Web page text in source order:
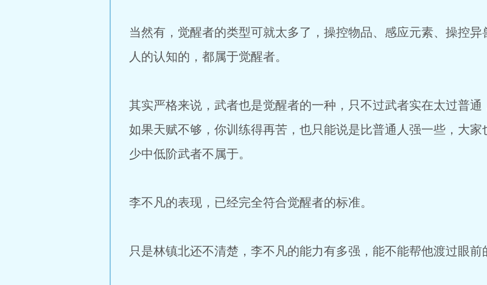
当然有，觉醒者的类型可就太多了，操控物品、感应元素、操控
人的认知的，都属于觉醒者。
其实严格来说，武者也是觉醒者的一种，只不过武者实在太过普通
如果天赋不够，你训练得再苦，也只能说是比普通人强一些，大
少中低阶武者不属于。
李不凡的表现，已经完全符合觉醒者的标准。
只是林镇北还不清楚，李不凡的能力有多强，能不能帮他渡过眼前